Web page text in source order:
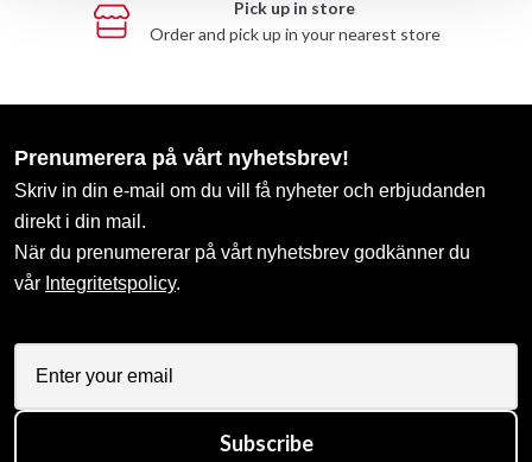
Pick up in store
Order and pick up in your nearest store
Prenumerera på vårt nyhetsbrev!
Skriv in din e-mail om du vill få nyheter och erbjudanden
direkt i din mail.
När du prenumererar på vårt nyhetsbrev godkänner du
vår Integritetspolicy.
Subscribe